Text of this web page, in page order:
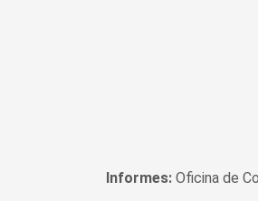
Informes: Oficina de